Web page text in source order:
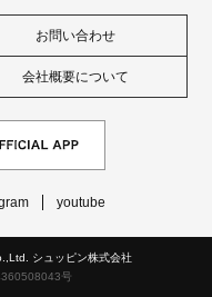
お問い合わせ
会社概要について
youtube
シュッピン株式会社
号